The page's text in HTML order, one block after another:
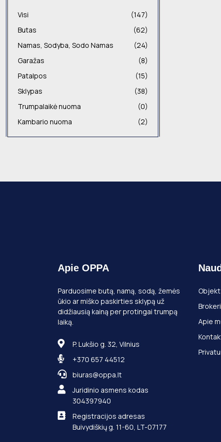
Visi
(147)
Butas
(62)
Namas, Sodyba, Sodo Namas
(24)
Garažas
(8)
Patalpos
(15)
Sklypas
(38)
Trumpalaikė nuoma
(0)
Kambario nuoma
(2)
Apie OPPA
Parduosime butą, namą, sodą, žemės
ūkio ar miško paskirties sklypą už
didžiausią kainą per protingai trumpą
laiką.
P. Lukšio g. 32, Vilnius
+370 657 44512
biuras@oppa.lt
Juridinio asmens kodas
304397940
Registracijos adresas
Buivydiškių g. 11-60, LT-07177
Apie